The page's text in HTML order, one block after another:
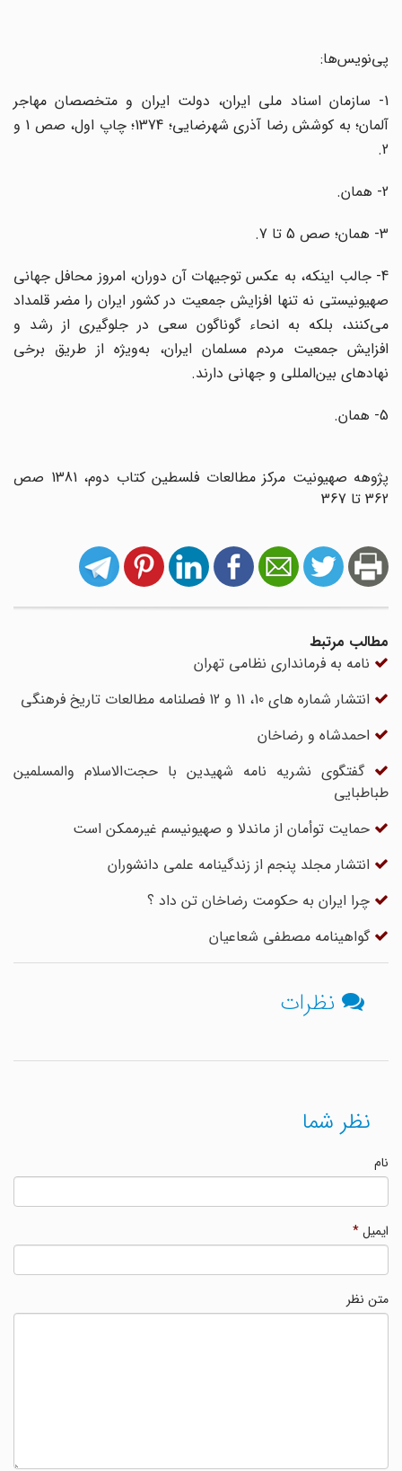
پی‌نویس‌ها:
1- سازمان اسناد ملی ایران، دولت ایران و متخصصان مهاجر
آلمان؛ به کوشش رضا آذری شهرضایی؛ 1374؛ چاپ اول، صص 1 و
4- جالب اینکه، به عکس توجیهات آن دوران، امروز محافل جهانی
صهیونیستی نه تنها افزایش جمعیت در کشور ایران را مضر قلمداد
می‌کنند، بلکه به انحاء گوناگون سعی در جلوگیری از رشد و
افزایش جمعیت مردم مسلمان ایران، به‌ویژه از طریق برخی
نهادهای بین‌المللی و جهانی دارند.
پژوهه صهیونیت مرکز مطالعات فلسطین کتاب دوم، 1381 صص
362 تا 367
مطالب مرتبط
نامه به فرماندارى نظامى تهران
انتشار شماره های 10، 11 و 12 فصلنامه مطالعات تاریخ فرهنگی
احمد‌شاه و رضاخان
گفتگوی نشریه نامه شهیدین با حجت‌الاسلام والمسلمین
طباطبایی
حمایت توأمان از ماندلا و صهیونیسم غیرممکن است
انتشار مجلد پنجم از زندگینامه علمی دانشوران
چرا ایران به حکومت رضاخان تن داد ؟
گواهینامه مصطفی شعاعیان
نظرات
نظر شما
ایمیل*
متن نظر